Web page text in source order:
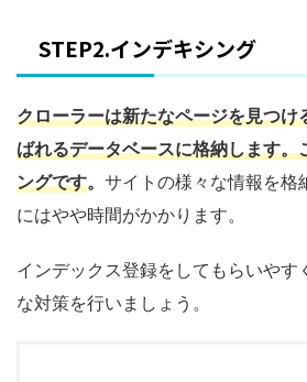
STEP2.インデキシング
クローラーは新たなページを見つけ
ばれるデータベースに格納します。
ングです。 サイトの様々な情報を格
にはやや時間がかかります。
インデックス登録をしてもらいやす
な対策を行いましょう。